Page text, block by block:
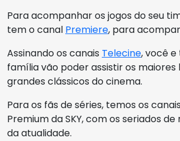
Para acompanhar os jogos do seu
tem o canal Premiere, para
Assinando os canais Telecine, você e
família vão poder assistir os
grandes clássicos do cinema.
Para os fãs de séries, temos os canais
Premium da SKY, com os seriados
da atualidade.